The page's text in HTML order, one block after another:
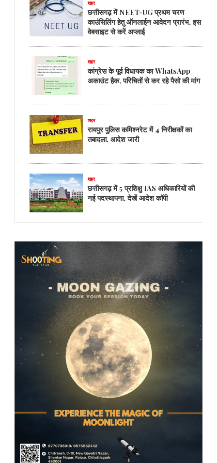
शहर
छत्तीसगढ़ में NEET-UG प्रथम चरण
काउंसिलिंग हेतु ऑनलाईन आवेदन प्रारंभ, इस
वेबसाइट से करें अप्लाई
शहर
कांग्रेस के पूर्व विधायक का WhatsApp
अकाउंट हैक, परिचितों से कर रहे पैसो की मांग
शहर
रायपुर पुलिस कमिश्नरेट में 4 निरीक्षकों का
तबादला, आदेश जारी
शहर
छत्तीसगढ़ में 5 प्रशिक्षु IAS अधिकारियों की
नई पदस्थापना, देखें आदेश कॉपी